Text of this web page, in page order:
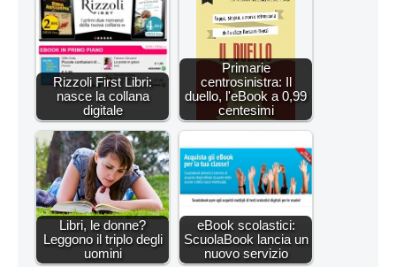
Rizzoli First Libri:
nasce la collana
digitale
Primarie
centrosinistra: Il
duello, l'eBook a 0,99
centesimi
Libri, le donne?
Leggono il triplo degli
uomini
eBook scolastici:
ScuolaBook lancia un
nuovo servizio